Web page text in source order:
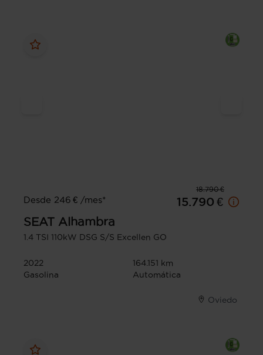
18.790 €
Desde 246 € /mes*
15.790 €
SEAT Alhambra
1.4 TSI 110kW DSG S/S Excellen GO
2022
164.151 km
Gasolina
Automática
Oviedo